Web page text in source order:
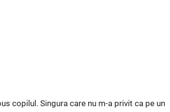
copilul. Singura care nu m-a privit ca pe un